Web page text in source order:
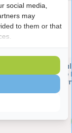
Fixodent Original
Complete
gram | Nieuwe
social media,
may
to them or that